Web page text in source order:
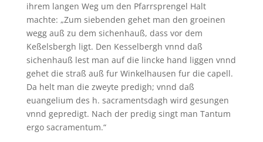
ihrem langen Weg um den Pfarrsprengel Halt
machte: „Zum siebenden gehet man den groeinen
wegg auß zu dem sichenhauß, dass vor dem
Keßelsbergh ligt. Den Kesselbergh vnnd daß
sichenhauß lest man auf die lincke hand liggen vnnd
gehet die straß auß fur Winkelhausen fur die capell.
Da helt man die zweyte predigh; vnnd daß
euangelium des h. sacramentsdagh wird gesungen
vnnd gepredigt. Nach der predig singt man Tantum
ergo sacramentum.“